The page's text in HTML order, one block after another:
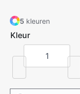
5 kleuren
Kleur
Premium
Sweater